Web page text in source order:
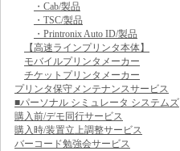
・Cab/製品
・TSC/製品
・Printronix Auto ID/製品
【高速ラインプリンタ本体】
モバイルプリンタメーカー
チケットプリンタメーカー
プリンタ保守メンテナンスサービス
■パーソナル シミュレータ システムズ
購入前/デモ同行サービス
購入時/装置立上調整サービス
バーコード勉強会サービス